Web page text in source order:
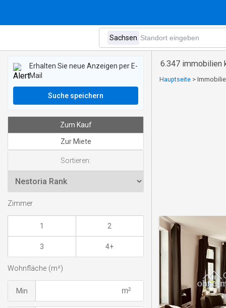
6.347 immobilien
Hauptseite >
Erhalten Sie neue Anzeigen per E-
Mail
Suche speichern
Zum Kauf
Zur Miete
Sortieren:
Zimmer
1 2
3 4+
Wohnfläche (m²)
Min